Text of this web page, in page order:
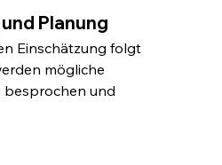
Planung
Einschätzung folgt
mögliche
besprochen und